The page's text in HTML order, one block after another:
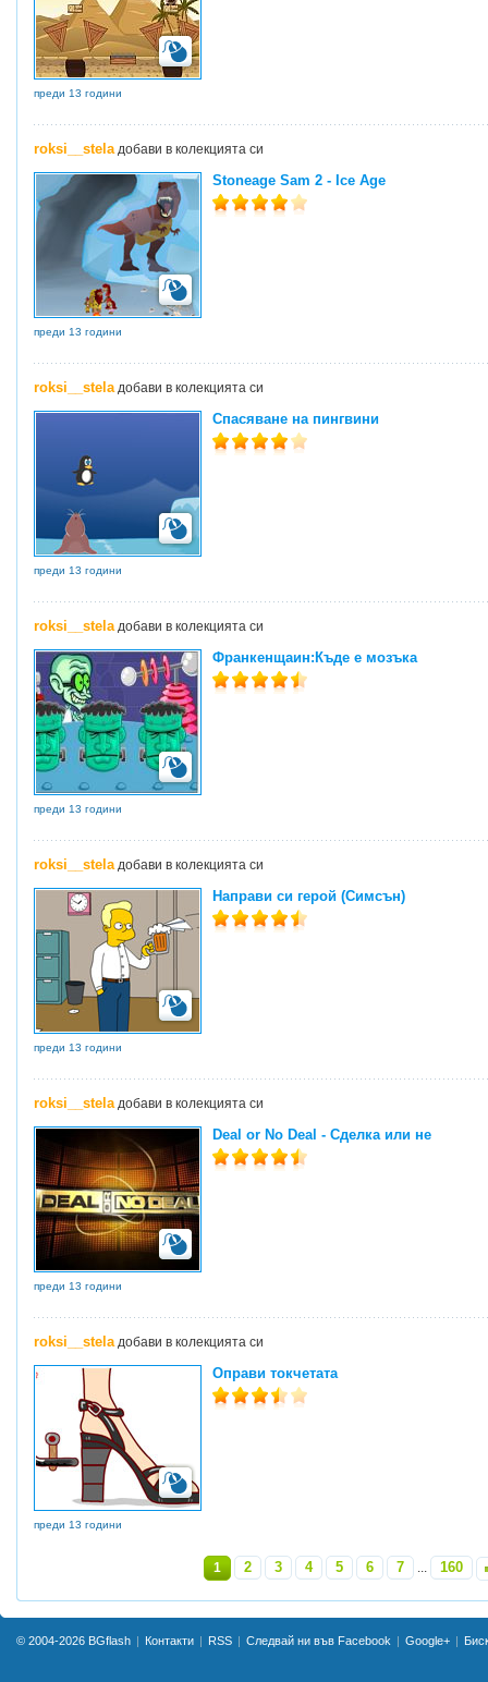
преди 13 години
roksi__stelaдобави в колекцията си
Stoneage Sam 2 - Ice Age
преди 13 години
roksi__stelaдобави в колекцията си
Спасяване на пингвини
преди 13 години
roksi__stelaдобави в колекцията си
Франкенщаин:Къде е мозъка
преди 13 години
roksi__stelaдобави в колекцията си
Направи си герой (Симсън)
преди 13 години
roksi__stelaдобави в колекцията си
Deal or No Deal - Сделка или не
преди 13 години
roksi__stelaдобави в колекцията си
Оправи токчетата
преди 13 години
1 2 3 4 5 6 7 ... 160»
© 2004-2026 BGflash Контакти RSS Следвай ни във Facebook Google+